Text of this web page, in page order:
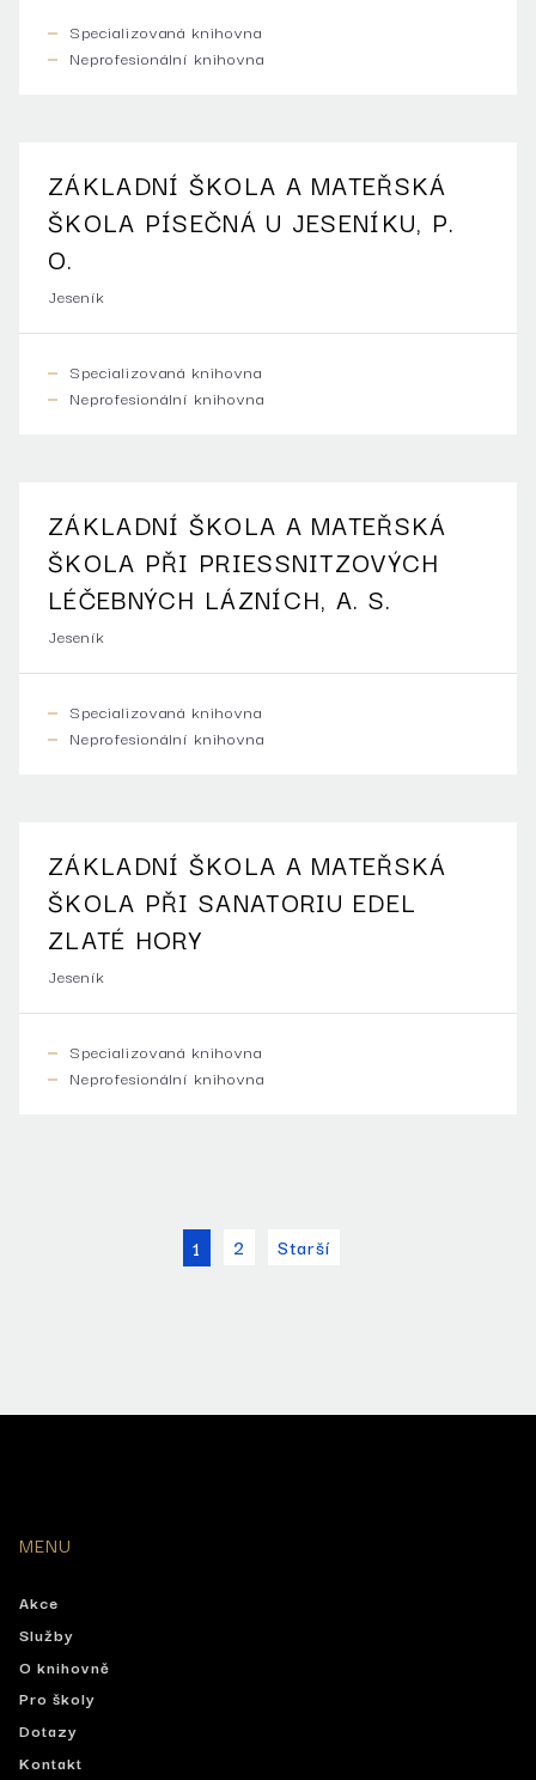
Specializovaná knihovna
Neprofesionální knihovna
ZÁKLADNÍ ŠKOLA A MATEŘSKÁ
ŠKOLA PÍSEČNÁ U JESENÍKU, P.
O.
Jeseník
Specializovaná knihovna
Neprofesionální knihovna
ZÁKLADNÍ ŠKOLA A MATEŘSKÁ
ŠKOLA PŘI PRIESSNITZOVÝCH
LÉČEBNÝCH LÁZNÍCH, A. S.
Jeseník
Specializovaná knihovna
Neprofesionální knihovna
ZÁKLADNÍ ŠKOLA A MATEŘSKÁ
ŠKOLA PŘI SANATORIU EDEL
ZLATÉ HORY
Jeseník
Specializovaná knihovna
Neprofesionální knihovna
1 2 Starší
MENU
Akce
Služby
O knihovně
Pro školy
Dotazy
Kontakt